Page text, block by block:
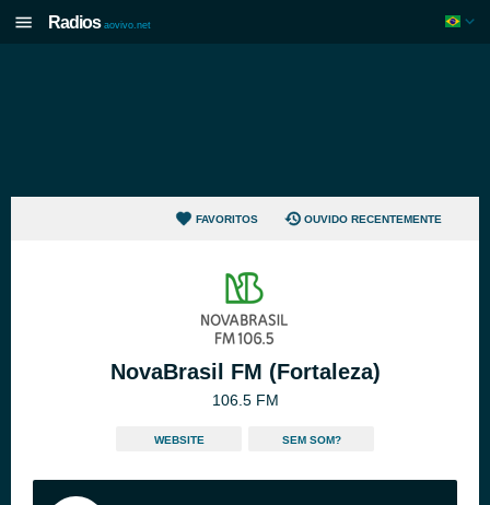
Radios aovivo.net
FAVORITOS OUVIDO RECENTEMENTE
NovaBrasil FM (Fortaleza)
106.5 FM
WEBSITE SEM SOM?